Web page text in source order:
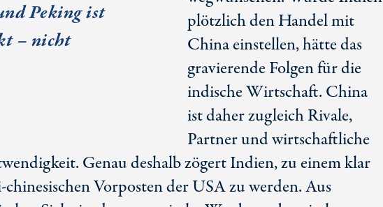
Peking ist
– nicht
plötzlich den Handel mit
China einstellen, hätte das
gravierende Folgen für die
indische Wirtschaft. China
ist daher zugleich Rivale,
Partner und wirtschaftliche
Genau deshalb zögert Indien, zu einem klar
chinesischen Vorposten der USA zu werden. Aus